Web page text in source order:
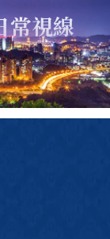
常視線